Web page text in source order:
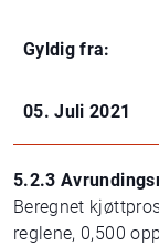
Gyldig fra:
05. Juli 2021
5.2.3
Beregnet
reglene, 0,500